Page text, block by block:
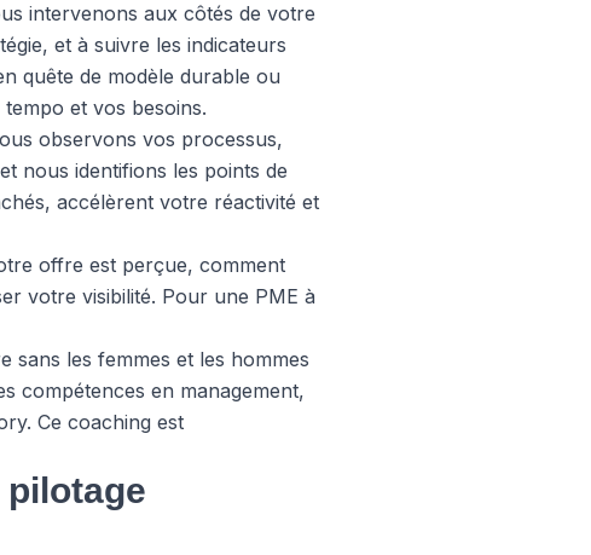
intervenons aux côtés de votre
et à suivre les indicateurs
quête de modèle durable ou
et vos besoins.
observons vos processus,
nous identifions les points de
accélèrent votre réactivité et
offre est perçue, comment
votre visibilité. Pour une PME à
sans les femmes et les hommes
compétences en management,
Ce coaching est